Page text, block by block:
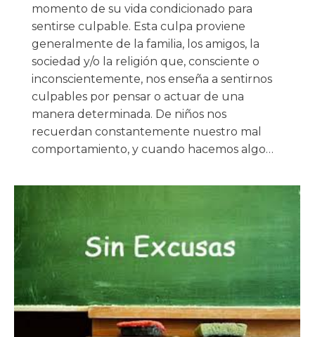
momento de su vida condicionado para
sentirse culpable. Esta culpa proviene
generalmente de la familia, los amigos, la
sociedad y/o la religión que, consciente o
inconscientemente, nos enseña a sentirnos
culpables por pensar o actuar de una
manera determinada. De niños nos
recuerdan constantemente nuestro mal
comportamiento, y cuando hacemos algo…